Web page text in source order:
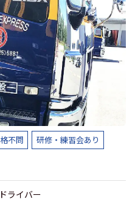
不問
研修・練習会あり
ライバー